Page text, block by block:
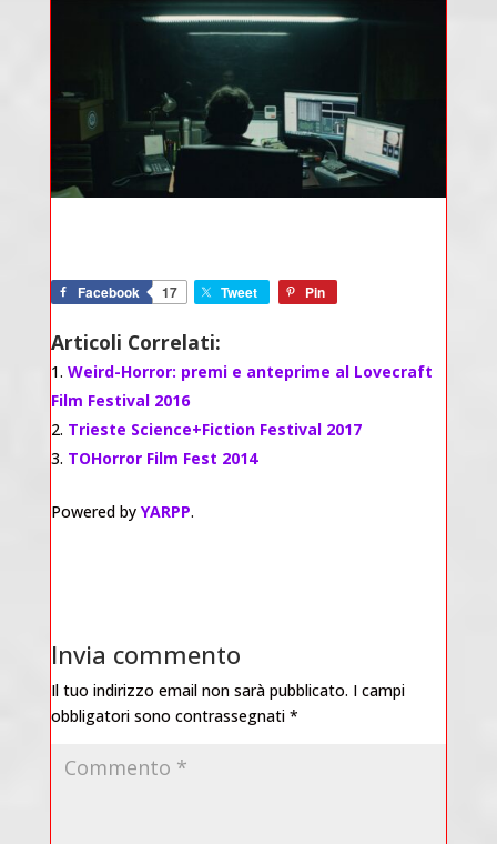
Facebook 17 Tweet Pin
Articoli Correlati:
Weird-Horror: premi e anteprime al Lovecraft
Film Festival 2016
Trieste Science+Fiction Festival 2017
TOHorror Film Fest 2014
Powered by YARPP.
Invia commento
Il tuo indirizzo email non sarà pubblicato. I campi
obbligatori sono contrassegnati *